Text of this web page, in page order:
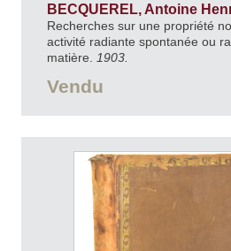
BECQUEREL, Antoine
Recherches sur une propriété
activité radiante spontanée ou
matière.
1903.
Vendu